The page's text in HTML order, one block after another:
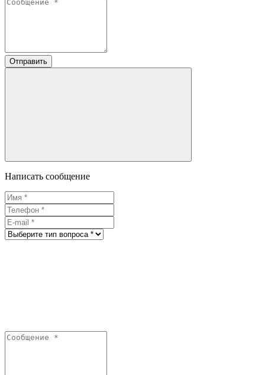
Отправить
Написать сообщение